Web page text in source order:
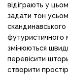
відіграють у
задати тон
футуристичного
змінюються
перевісити
створити